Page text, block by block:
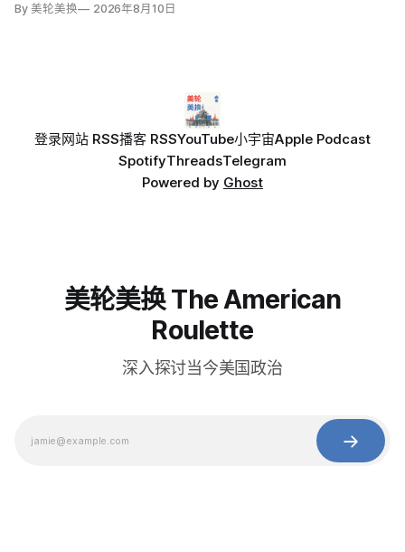
By 美轮美换 2026年8月10日
登录网站 RSS播客 RSSYouTube小宇宙Apple Podcast
SpotifyThreadsTelegram
Powered by Ghost
美轮美换 The American
Roulette
深入探讨当今美国政治